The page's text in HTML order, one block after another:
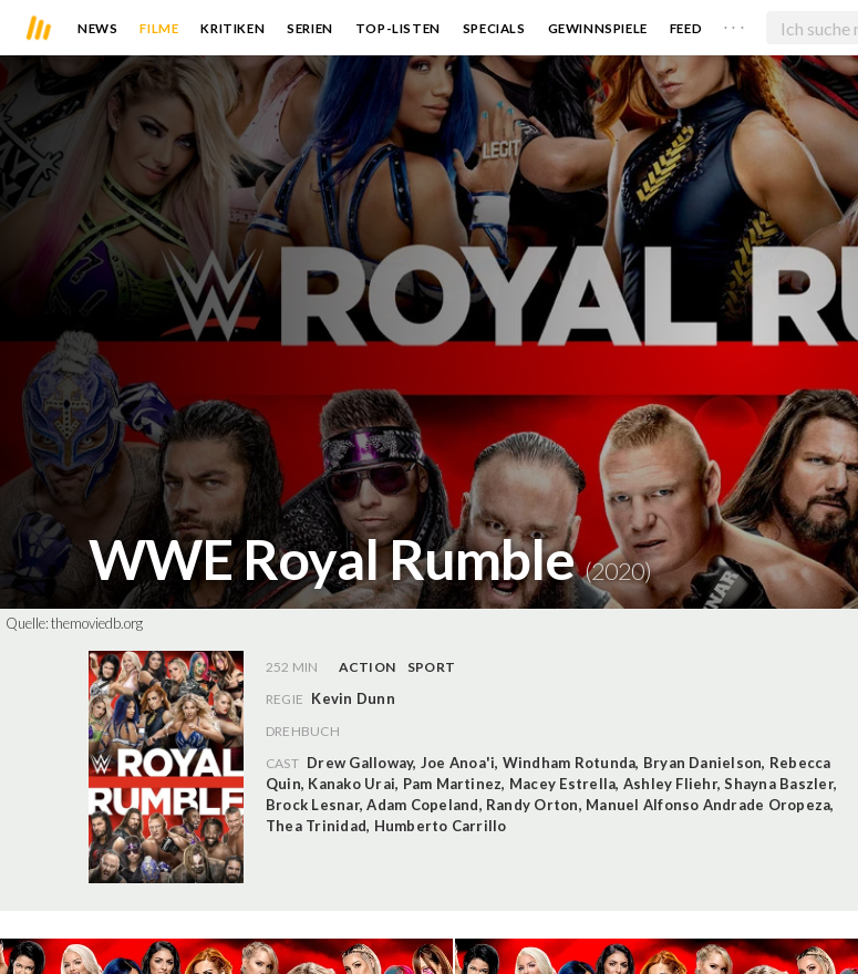
NEWS FILME KRITIKEN SERIEN TOP-LISTEN SPECIALS GEWINNSPIELE FEED . . .
WWE Royal Rumble(2020)
Quelle:themoviedb.org
252 MIN ACTION
SPORT
REGIE Kevin Dunn
DREHBUCH
CAST Drew Galloway, Joe Anoa'i, Windham Rotunda, Bryan Danielson, Rebecca
Quin, Kanako Urai, Pam Martinez, Macey Estrella, Ashley Fliehr,Shayna Baszler,
Brock Lesnar,Adam Copeland, Randy Orton, Manuel Alfonso Andrade Oropeza,
Thea Trinidad, Humberto Carrillo